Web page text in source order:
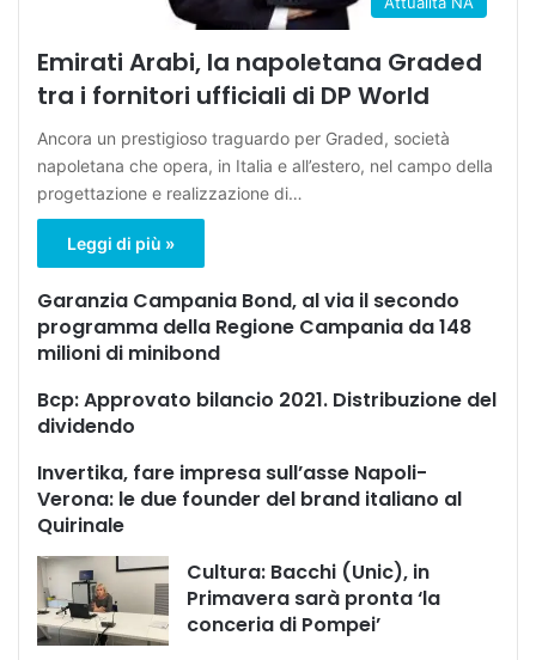
Emirati Arabi, la napoletana Graded
tra i fornitori ufficiali di DP World
Ancora un prestigioso traguardo per Graded, società
napoletana che opera, in Italia e all’estero, nel campo della
progettazione e realizzazione di…
Leggi di più »
Garanzia Campania Bond, al via il secondo
programma della Regione Campania da 148
milioni di minibond
Bcp: Approvato bilancio 2021. Distribuzione del
dividendo
Invertika, fare impresa sull’asse Napoli-
Verona: le due founder del brand italiano al
Quirinale
Cultura: Bacchi (Unic), in
Primavera sarà pronta ‘la
conceria di Pompei’